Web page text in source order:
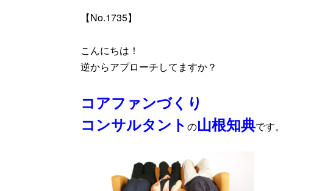
【No.1735】
こんにちは！
逆からアプローチしてますか？
コアファンづくり
コンサルタント の山根知典です。